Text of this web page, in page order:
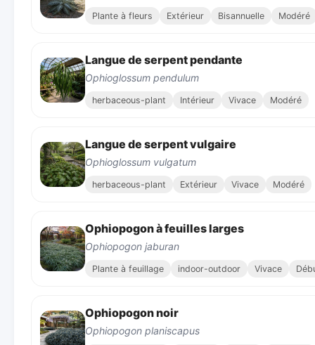
Plante à fleurs Extérieur Bisannuelle Modéré
Langue de serpent pendante
Ophioglossum pendulum
herbaceous-plant Intérieur Vivace Modéré
Langue de serpent vulgaire
Ophioglossum vulgatum
herbaceous-plant Extérieur Vivace Modéré
Ophiopogon à feuilles larges
Ophiopogon jaburan
Plante à feuillage indoor-outdoor Vivace
Ophiopogon noir
Ophiopogon planiscapus